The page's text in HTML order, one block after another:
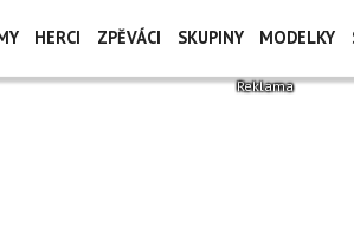
HERCI ZPĚVÁCI SKUPINY MODELKY